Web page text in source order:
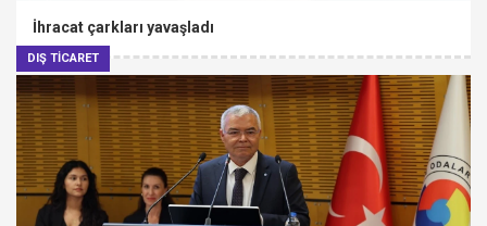
DIŞ TİCARET
İhracat çarkları yavaşladı